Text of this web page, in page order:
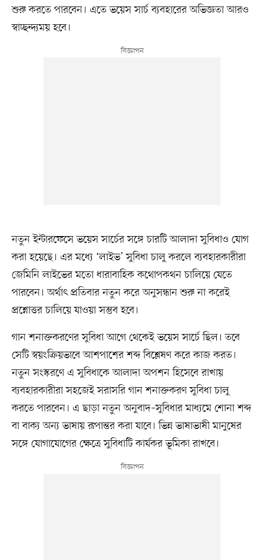
শুরু করতে পারবেন। এতে ভয়েস সার্চ ব্যবহারের অভিজ্ঞতা আরও
স্বাচ্ছন্দ্যময় হবে।
নতুন ইন্টারফেসে ভয়েস সার্চের সঙ্গে চারটি আলাদা সুবিধাও যোগ
করা হয়েছে। এর মধ্যে ‘লাইভ’ সুবিধা চালু করলে ব্যবহারকারীরা
জেমিনি লাইভের মতো ধারাবাহিক কথোপকথন চালিয়ে যেতে
পারবেন। অর্থাৎ প্রতিবার নতুন করে অনুসন্ধান শুরু না করেই
প্রশ্নোত্তর চালিয়ে যাওয়া সম্ভব হবে।
গান শনাক্তকরণের সুবিধা আগে থেকেই ভয়েস সার্চে ছিল। তবে
সেটি স্বয়ংক্রিয়ভাবে আশপাশের শব্দ বিশ্লেষণ করে কাজ করত।
নতুন সংস্করণে এ সুবিধাকে আলাদা অপশন হিসেবে রাখায়
ব্যবহারকারীরা সহজেই সরাসরি গান শনাক্তকরণ সুবিধা চালু
করতে পারবেন। এ ছাড়া নতুন অনুবাদ–সুবিধার মাধ্যমে শোনা শব্দ
বা বাক্য অন্য ভাষায় রূপান্তর করা যাবে। ভিন্ন ভাষাভাষী মানুষের
সঙ্গে যোগাযোগের ক্ষেত্রে সুবিধাটি কার্যকর ভূমিকা রাখবে।